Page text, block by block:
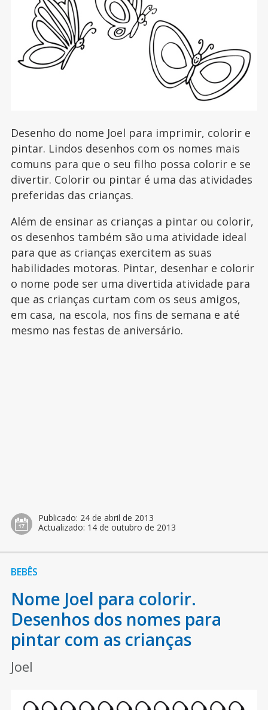
Desenho do nome Joel para imprimir, colorir e
pintar. Lindos desenhos com os nomes mais
comuns para que o seu filho possa colorir e se
divertir. Colorir ou pintar é uma das atividades
preferidas das crianças.
Além de ensinar as crianças a pintar ou colorir,
os desenhos também são uma atividade ideal
para que as crianças exercitem as suas
habilidades motoras. Pintar, desenhar e colorir
o nome pode ser uma divertida atividade para
que as crianças curtam com os seus amigos,
em casa, na escola, nos fins de semana e até
mesmo nas festas de aniversário.
Publicado: 24 de abril de 2013
Actualizado: 14 de outubro de 2013
BEBÊS
Nome Joel para colorir.
Desenhos dos nomes para
pintar com as crianças
Joel